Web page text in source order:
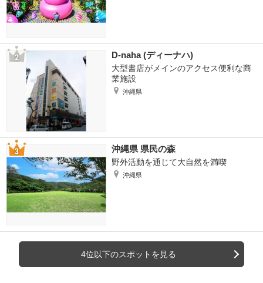
D-naha (ディーナハ)
大型書店がメインのアクセス便利な商
業施設
沖縄県
沖縄県 県民の森
野外活動を通じて大自然を満喫
沖縄県
4位以下のスポットを見る